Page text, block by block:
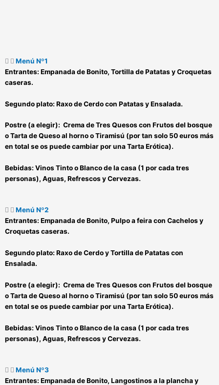
Menú Nº1
Entrantes: Empanada de Bonito, Tortilla de Patatas y Croquetas
caseras.
Segundo plato: Raxo de Cerdo con Patatas y Ensalada.
Postre (a elegir): Crema de Tres Quesos con Frutos del bosque
o Tarta de Queso al horno o Tiramisú (por tan solo 50 euros más
en total se os puede cambiar por una Tarta Erótica).
Bebidas: Vinos Tinto o Blanco de la casa (1 por cada tres
personas), Aguas, Refrescos y Cervezas.
Menú Nº2
Entrantes: Empanada de Bonito, Pulpo a feira con Cachelos y
Croquetas caseras.
Segundo plato: Raxo de Cerdo y Tortilla de Patatas con
Ensalada.
Postre (a elegir): Crema de Tres Quesos con Frutos del bosque
o Tarta de Queso al horno o Tiramisú (por tan solo 50 euros más
en total se os puede cambiar por una Tarta Erótica).
Bebidas: Vinos Tinto o Blanco de la casa (1 por cada tres
personas), Aguas, Refrescos y Cervezas.
Menú Nº3
Entrantes: Empanada de Bonito, Langostinos a la plancha y